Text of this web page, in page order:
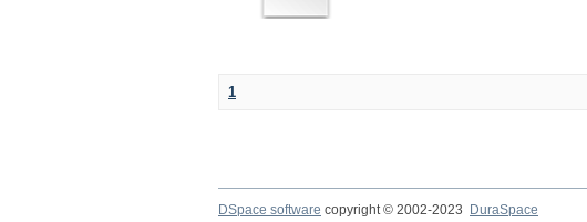
1
DSpace software copyright © 2002-2023 DuraSpace